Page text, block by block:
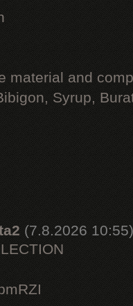
material and
Syrup,
(7.8.2026 10:55)